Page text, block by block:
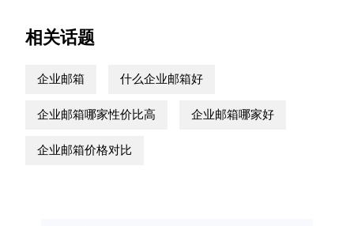
相关话题
企业邮箱 什么企业邮箱好
企业邮箱哪家性价比高 企业邮箱哪家好
企业邮箱价格对比